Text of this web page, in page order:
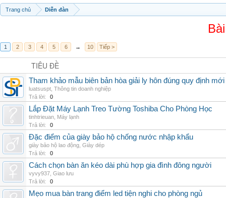
Trang chủ Diễn đàn
1 2 3 4 5 6 → 10 Tiếp >
TIÊU ĐỀ
Tham khảo mẫu biên bản hòa giải ly hôn đúng quy định mới
luatsuspt Thông tin doanh nghiệp
Trả lời:
0
Lắp Đặt Máy Lạnh Treo Tường Toshiba Cho Phòng Học
tinhtrieuan Máy lạnh
Trả lời:
0
Đặc điểm của giày bảo hộ chống nước nhập khẩu
giày bảo hộ lao động Giày dép
Trả lời:
0
Cách chọn bàn ăn kéo dài phù hợp gia đình đông người
vyvy937 Giao lưu
Trả lời:
0
Mẹo mua bàn trang điểm led tiện nghi cho phòng ngủ